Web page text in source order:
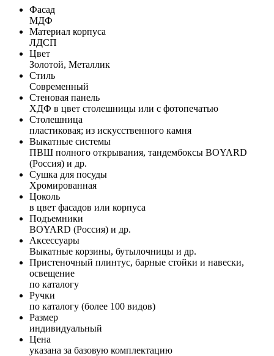
Фасад
МДФ
Материал корпуса
ЛДСП
Цвет
Золотой, Металлик
Стиль
Современный
Стеновая панель
ХДФ в цвет столешницы или с фотопечатью
Столешница
пластиковая; из искусственного камня
Выкатные системы
ПВШ полного открывания, тандембоксы BOYARD
(Россия) и др.
Сушка для посуды
Хромированная
Цоколь
в цвет фасадов или корпуса
Подъемники
BOYARD (Россия) и др.
Аксессуары
Выкатные корзины, бутылочницы и др.
Пристеночный плинтус, барные стойки и навески,
освещение
по каталогу
Ручки
по каталогу (более 100 видов)
Размер
индивидуальный
Цена
указана за базовую комплектацию